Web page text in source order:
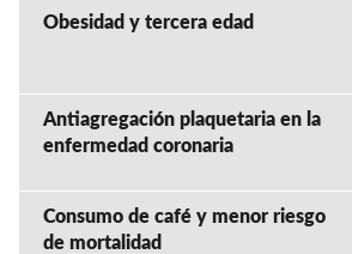
Obesidad y tercera edad
Antiagregación plaquetaria en la
enfermedad coronaria
Consumo de café y menor riesgo
de mortalidad